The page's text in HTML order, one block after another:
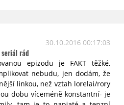
30.10.2016 00:17:03
rád
epizodu je FAKT těžké,
nebudu, jen dodám, že
linkou, než vztah lorelai/rory
dobu víceméně konstantní- je